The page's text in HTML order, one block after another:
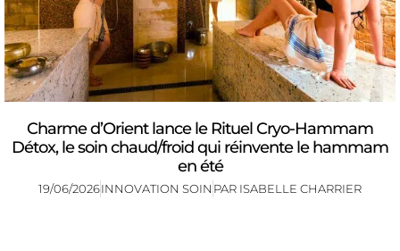
Charme d’Orient lance le Rituel Cryo-Hammam
Détox, le soin chaud/froid qui réinvente le hammam
en été
19/06/2026INNOVATION SOIN PAR ISABELLE CHARRIER